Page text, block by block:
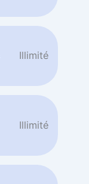
Illimité
Illimité